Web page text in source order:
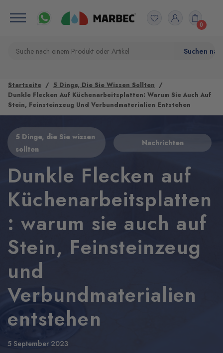
0
Startseite
5 Dinge, Die Sie Wissen Sollten
Dunkle Flecken Auf Küchenarbeitsplatten: Warum Sie Auch Auf
Stein, Feinsteinzeug Und Verbundmaterialien Entstehen
5 Dinge, die Sie wissen
sollten
Nachrichten
Dunkle Flecken auf
Küchenarbeitsplatten
: warum sie auch auf
Stein, Feinsteinzeug
und
Verbundmaterialien
entstehen
5 September 2023